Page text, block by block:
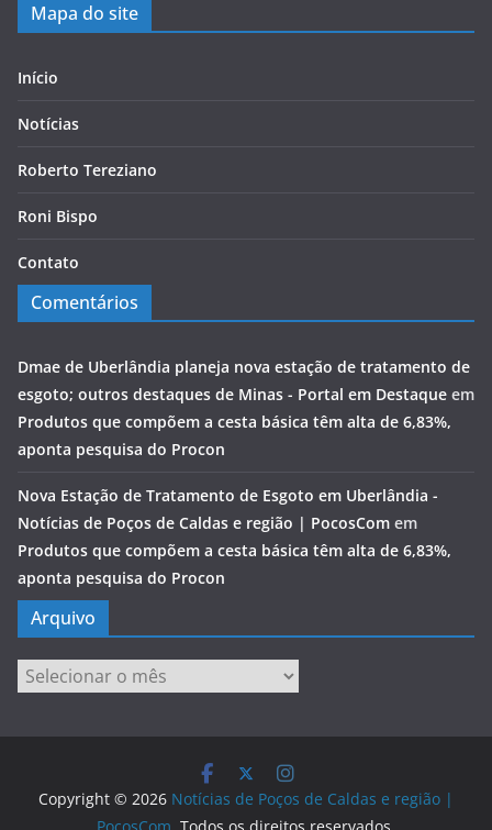
Mapa do site
Início
Notícias
Roberto Tereziano
Roni Bispo
Contato
Comentários
Dmae de Uberlândia planeja nova estação de tratamento de
esgoto; outros destaques de Minas - Portal em Destaque em
Produtos que compõem a cesta básica têm alta de 6,83%,
aponta pesquisa do Procon
Nova Estação de Tratamento de Esgoto em Uberlândia -
Notícias de Poços de Caldas e região | PocosCom em
Produtos que compõem a cesta básica têm alta de 6,83%,
aponta pesquisa do Procon
Arquivo
Arquivo
Copyright © 2026 Notícias de Poços de Caldas e região |